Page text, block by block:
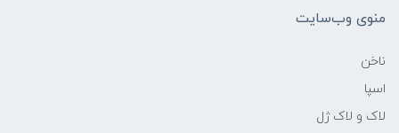
منوی وب‌سایت
ناخن
اسپا
لاک و لاک ژل